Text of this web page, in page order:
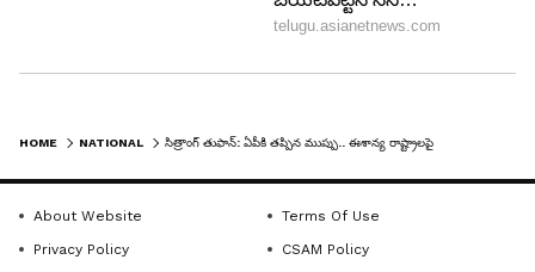
HOME NATIONAL
About Website
Terms Of Use
Privacy Policy
CSAM Policy